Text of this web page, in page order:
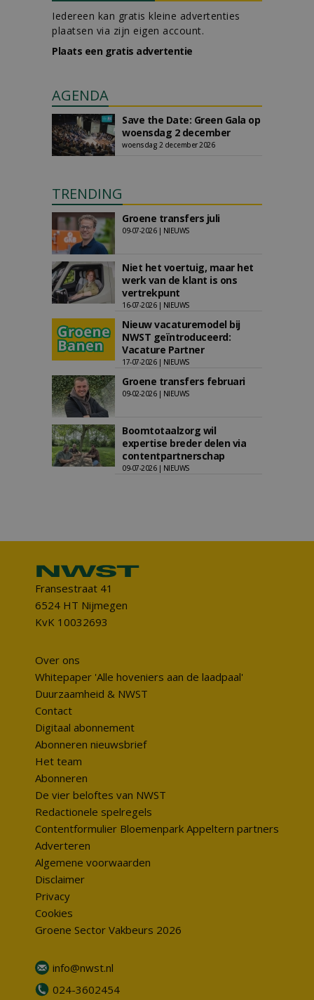
Iedereen kan gratis kleine advertenties
plaatsen via zijn eigen account.
Plaats een gratis advertentie
AGENDA
Save the Date: Green Gala op
woensdag 2 december
woensdag 2 december 2026
TRENDING
Groene transfers juli
09-07-2026 | NIEUWS
Niet het voertuig, maar het
werk van de klant is ons
vertrekpunt
16-07-2026 | NIEUWS
Nieuw vacaturemodel bij
NWST geïntroduceerd:
Vacature Partner
17-07-2026 | NIEUWS
Groene transfers februari
09-02-2026 | NIEUWS
Boomtotaalzorg wil
expertise breder delen via
contentpartnerschap
09-07-2026 | NIEUWS
Fransestraat 41
6524 HT Nijmegen
KvK 10032693
Over ons
Whitepaper 'Alle hoveniers aan de laadpaal'
Duurzaamheid & NWST
Contact
Digitaal abonnement
Abonneren nieuwsbrief
Het team
Abonneren
De vier beloftes van NWST
Redactionele spelregels
Contentformulier Bloemenpark Appeltern partners
Adverteren
Algemene voorwaarden
Disclaimer
Privacy
Cookies
Groene Sector Vakbeurs 2026
info@nwst.nl
024-3602454